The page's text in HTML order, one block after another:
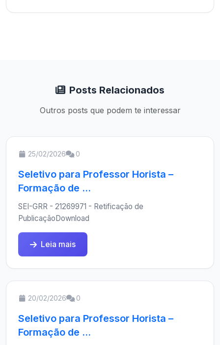
Posts Relacionados
Outros posts que podem te interessar
25/02/2026 0
Seletivo para Professor Horista –
Formação de ...
SEI-GRR - 21269971 - Retificação de
PublicaçãoDownload
Leia mais
20/02/2026 0
Seletivo para Professor Horista –
Formação de ...